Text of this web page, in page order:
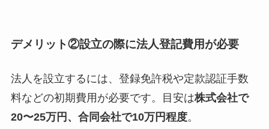
デメリット②設立の際に法人登記費用が必要
法人を設立するには、登録免許税や定款認証手数
料などの初期費用が必要です。目安は株式会社で
20〜25万円、合同会社で10万円程度。